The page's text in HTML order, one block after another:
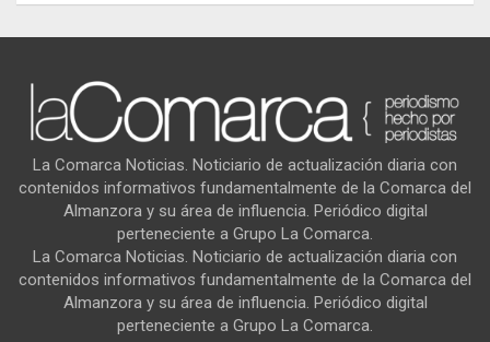
La Comarca Noticias. Noticiario de actualización diaria con
contenidos informativos fundamentalmente de la Comarca del
Almanzora y su área de influencia. Periódico digital
perteneciente a Grupo La Comarca.
La Comarca Noticias. Noticiario de actualización diaria con
contenidos informativos fundamentalmente de la Comarca del
Almanzora y su área de influencia. Periódico digital
perteneciente a Grupo La Comarca.